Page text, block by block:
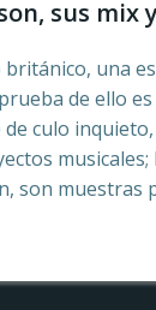
sus mix
una
de ello
culo
son muestras